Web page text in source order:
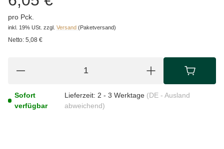
pro Pck.
inkl. 19% USt. zzgl. Versand (Paketversand)
Netto: 5,08 €
Sofort
verfügbar
Lieferzeit: 2 - 3 Werktage (DE - Ausland
abweichend)